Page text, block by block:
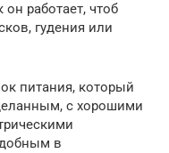
работает, чтоб
гудения или
питания, который
с хорошими
в